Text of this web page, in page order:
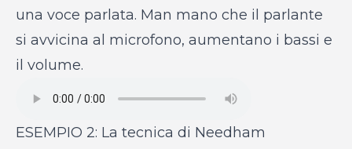
una voce parlata. Man mano che il parlante
si avvicina al microfono, aumentano i bassi e
il volume.
ESEMPIO 2: La tecnica di Needham